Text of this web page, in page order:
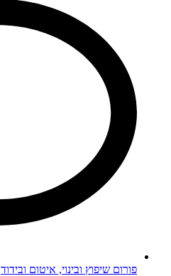
פורום שיפוץ ובינוי, איטום ובידוד